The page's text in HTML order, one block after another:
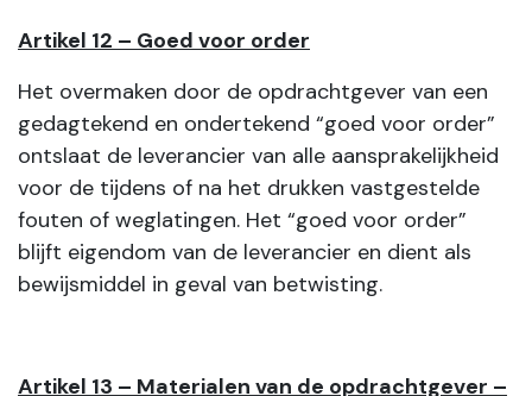
Artikel 12 – Goed voor order
Het overmaken door de opdrachtgever van een
gedagtekend en ondertekend “goed voor order”
ontslaat de leverancier van alle aansprakelijkheid
voor de tijdens of na het drukken vastgestelde
fouten of weglatingen. Het “goed voor order”
blijft eigendom van de leverancier en dient als
bewijsmiddel in geval van betwisting.
Artikel 13 – Materialen van de opdrachtgever –